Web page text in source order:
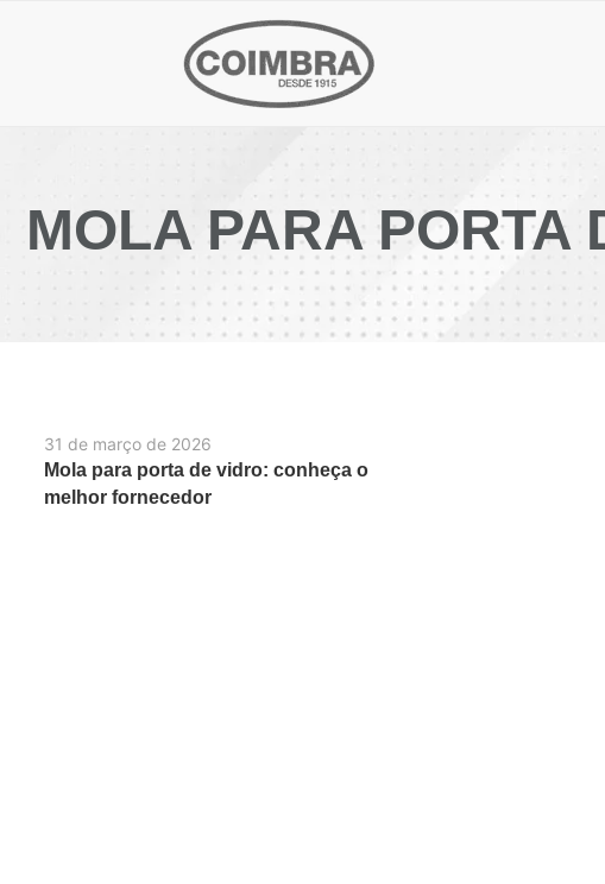
MOLA PARA PORTA
31 de março de 2026
Mola para porta de vidro: conheça o
melhor fornecedor